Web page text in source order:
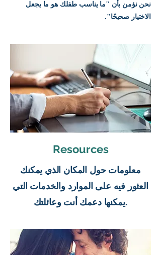
نحن نؤمن بأن "ما يناسب طفلك هو ما يجعل
الاختيار صحيحًا".
Resources
معلومات حول المكان الذي يمكنك
العثور فيه على الموارد والخدمات التي
يمكنها دعمك أنت وعائلتك.